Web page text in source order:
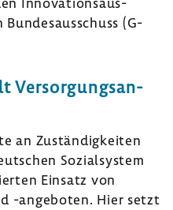
Bundes­aus­schuss (G-
Versor­gungs­an­
an Zustän­dig­keiten
Sozi­al­system
Einsatz von
-​angeboten. Hier setzt